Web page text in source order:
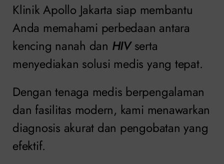
Klinik Apollo Jakarta siap membantu
Anda memahami perbedaan antara
kencing nanah dan HIVserta
menyediakan solusi medis yang tepat.
Dengan tenaga medis berpengalaman
dan fasilitas modern, kami menawarkan
diagnosis akurat dan pengobatan yang
efektif.